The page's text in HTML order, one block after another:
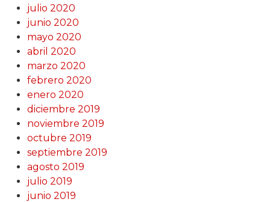
julio 2020
junio 2020
mayo 2020
abril 2020
marzo 2020
febrero 2020
enero 2020
diciembre 2019
noviembre 2019
octubre 2019
septiembre 2019
agosto 2019
julio 2019
junio 2019